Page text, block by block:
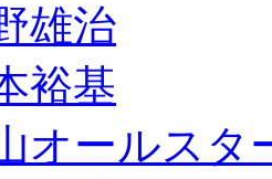
雄治
裕基
オールスタ